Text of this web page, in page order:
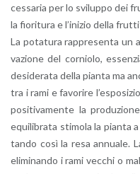
ces­sa­ria per lo svi­lup­po dei
la fio­ri­tu­ra e l’i­ni­zio della
La po­ta­tu­ra rap­pre­sen­ta un
va­zio­ne del cor­nio­lo,
de­si­de­ra­ta della pian­ta ma
tra i rami e fa­vo­ri­re
po­si­ti­va­men­te la
equi­li­bra­ta sti­mo­la la pian­ta
tan­do così la resa an­nua­le.
eli­mi­nan­do i rami vec­chi o